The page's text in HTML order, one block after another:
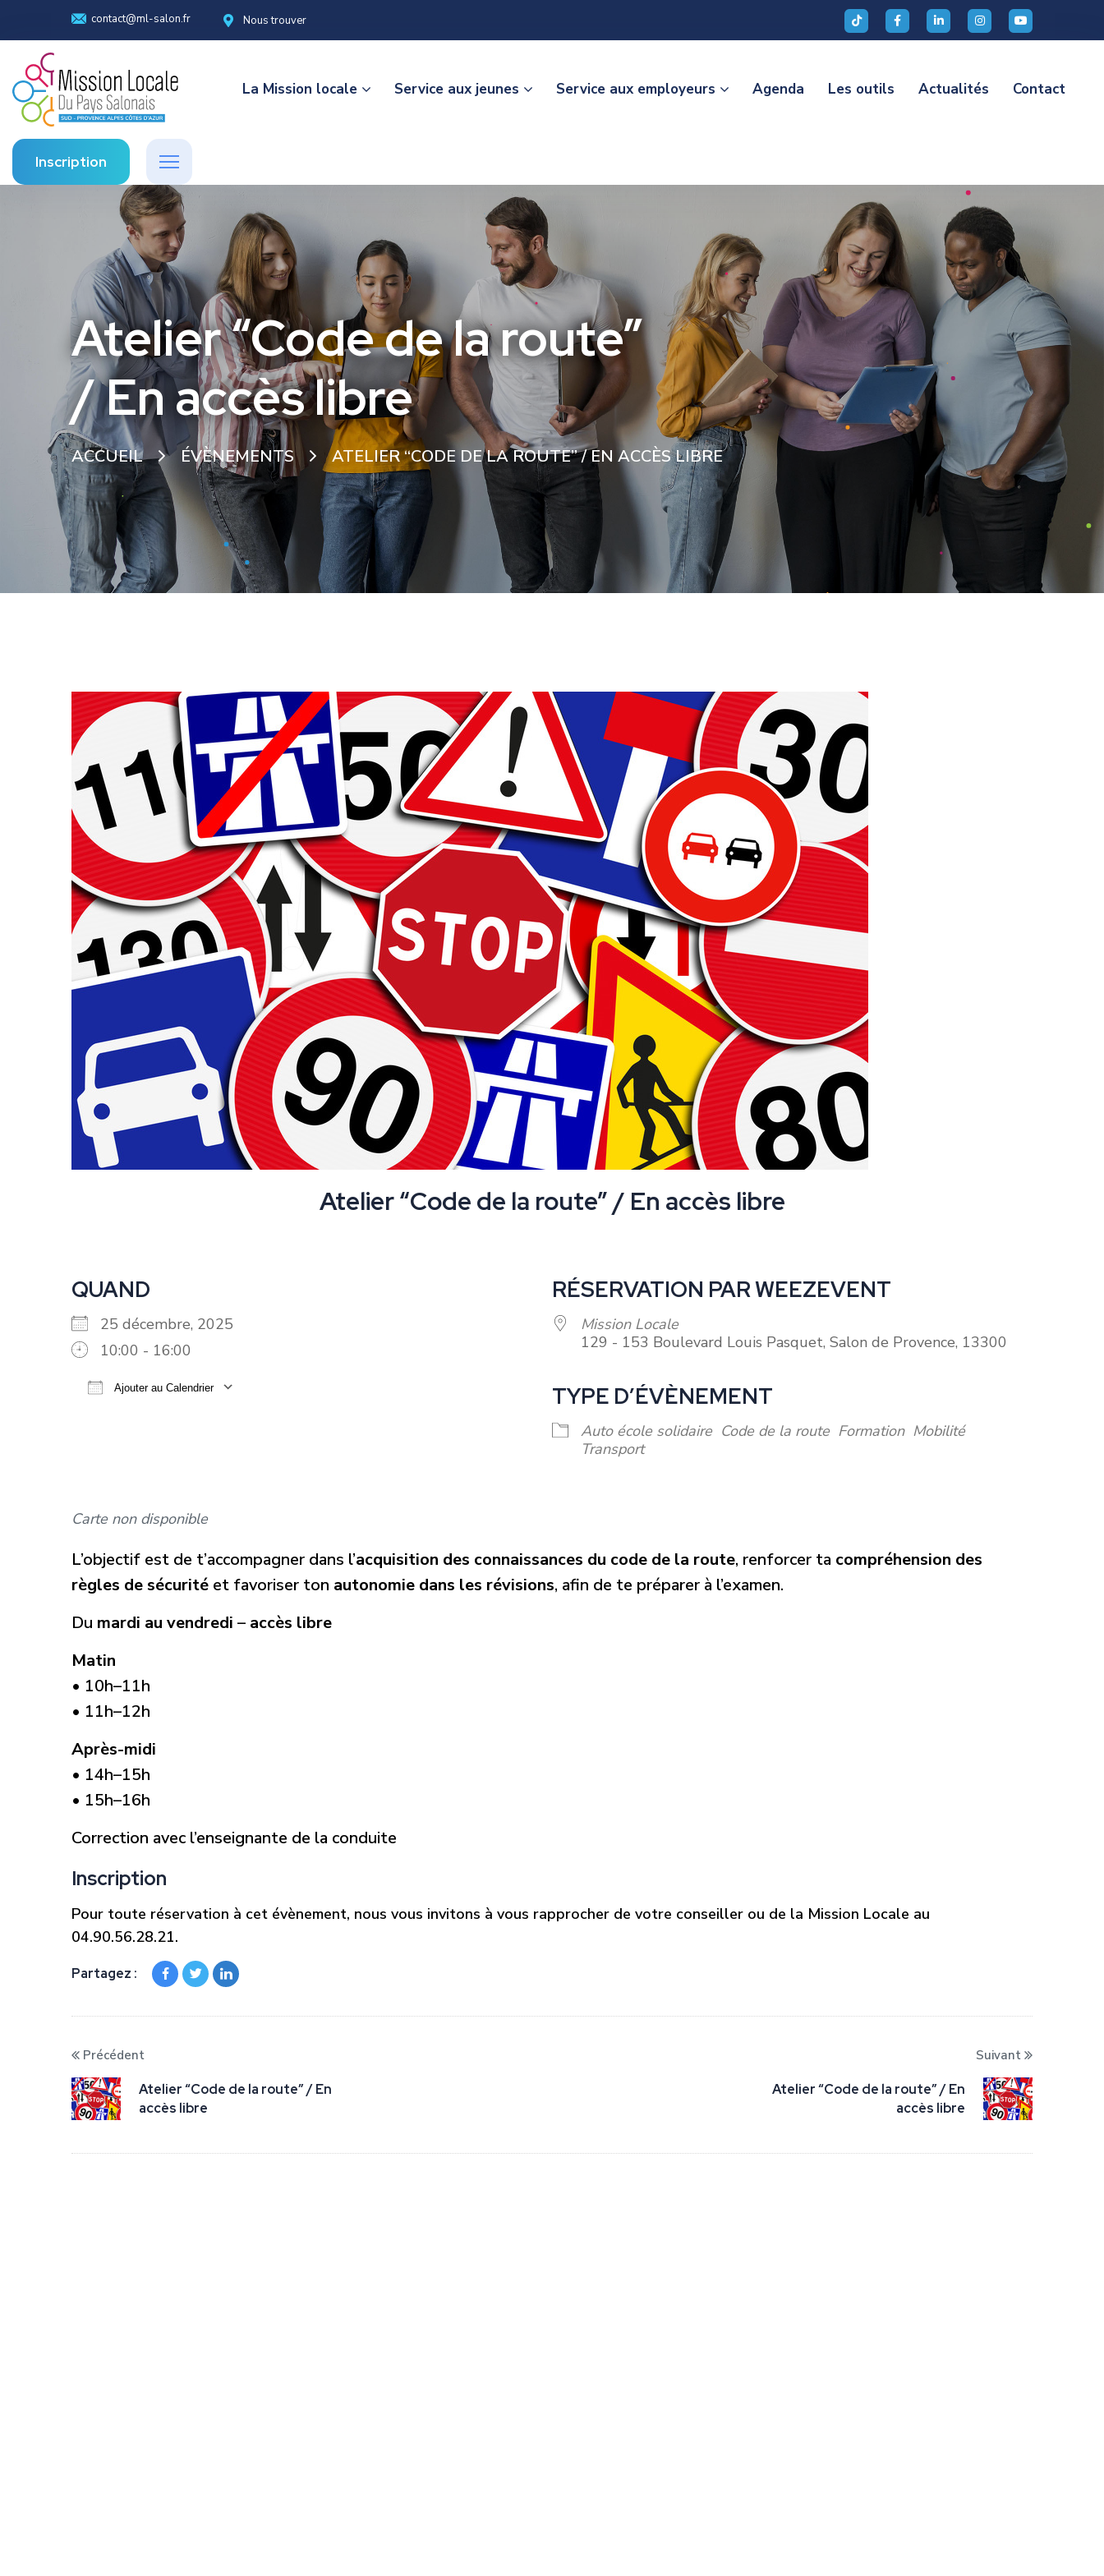
contact@ml-salon.fr Nous trouver
La Mission locale Service aux jeunes Service aux employeurs Agenda Les outils Actualités Contact
Inscription
Atelier “Code de la route”
/ En accès libre
ACCUEIL ÉVÈNEMENTS ATELIER “CODE DE LA ROUTE” / EN ACCÈS LIBRE
Atelier “Code de la route” / En accès libre
QUAND
25 décembre, 2025
10:00 - 16:00
Ajouter au Calendrier
RÉSERVATION PAR WEEZEVENT
Mission Locale
129 - 153 Boulevard Louis Pasquet, Salon de Provence, 13300
TYPE D’ÉVÈNEMENT
Auto école solidaire Code de la route Formation Mobilité
Transport
Carte non disponible
L’objectif est de t’accompagner dans l’acquisition des connaissances du code de la route, renforcer ta compréhension des
règles de sécurité et favoriser ton autonomie dans les révisions, afin de te préparer à l’examen.
Du mardi au vendredi – accès libre
Matin
• 10h–11h
• 11h–12h
Après-midi
• 14h–15h
• 15h–16h
Correction avec l’enseignante de la conduite
Inscription
Pour toute réservation à cet évènement, nous vous invitons à vous rapprocher de votre conseiller ou de la Mission Locale au
04.90.56.28.21.
Partagez :
Précédent
Atelier “Code de la route” / En
accès libre
Suivant
Atelier “Code de la route” / En
accès libre